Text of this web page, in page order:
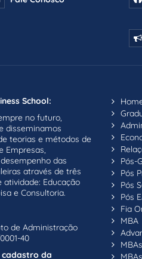
School:
no futuro,
disseminamos
teorias e métodos de
Empresas,
das
através de três
atividade: Educação
e Consultoria.
de Administração
40
cadastro da
Pós-
Pós
Pós
Pós
Fia
MBA